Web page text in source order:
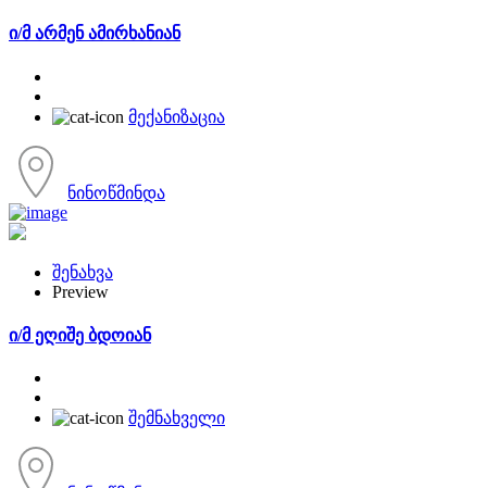
ი/მ არმენ ამირხანიან
მექანიზაცია
ნინოწმინდა
შენახვა
Preview
ი/მ ეღიშე ბდოიან
შემნახველი